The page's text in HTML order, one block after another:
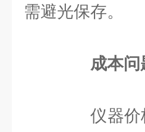
需避光保存。
成本问
仪器价格